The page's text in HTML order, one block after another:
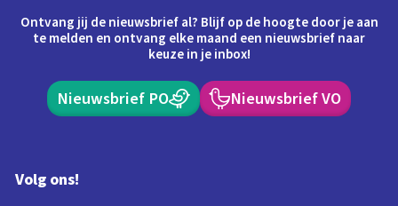
Ontvang jij de nieuwsbrief al? Blijf op de hoogte door je aan
te melden en ontvang elke maand een nieuwsbrief naar
keuze in je inbox!
Nieuwsbrief PO Nieuwsbrief VO
Volg ons!